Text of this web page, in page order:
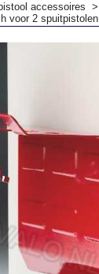
accessoires >
voor 2 spuitpistolen